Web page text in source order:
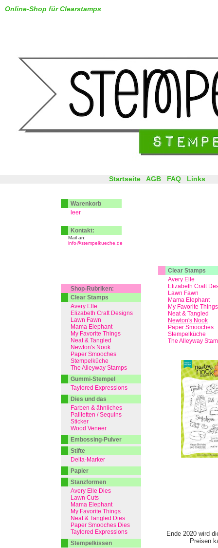
Online-Shop für Clearstamps
Clear Stamps
Avery Elle
Elizabeth Craft
Lawn Fawn
Mama Elephant
My Favorite Things
Neat & Tangled
Newton's Nook
Paper Smooches
Stempelküche
The Alleyway
Ende 2020 wird
Preisen
Startseite AGB FAQ Links
Warenkorb
leer
Kontakt:
Mail an:
info@stempelkueche.de
Shop-Rubriken:
Clear Stamps
Avery Elle
Elizabeth Craft Designs
Lawn Fawn
Mama Elephant
My Favorite Things
Neat & Tangled
Newton's Nook
Paper Smooches
Stempelküche
The Alleyway Stamps
Gummi-Stempel
Taylored Expressions
Dies und das
Farben & ähnliches
Pailletten / Sequins
Sticker
Wood Veneer
Embossing-Pulver
Stifte
Delta-Marker
Papier
Stanzformen
Avery Elle Dies
Lawn Cuts
Mama Elephant
My Favorite Things
Neat & Tangled Dies
Paper Smooches Dies
Taylored Expressions
Stempelkissen